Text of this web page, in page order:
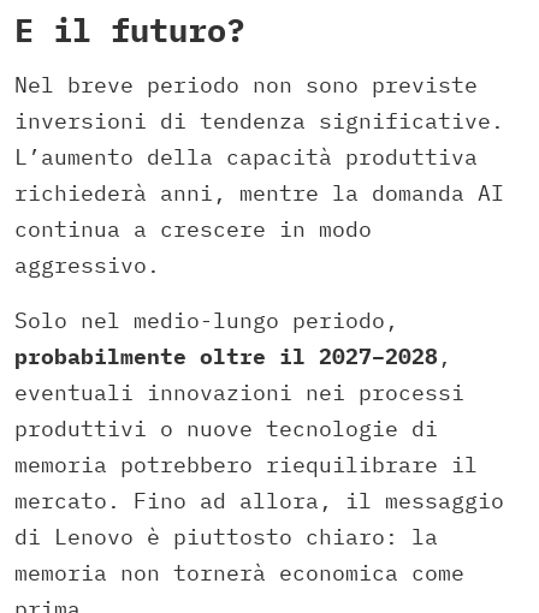
E il futuro?
Nel breve periodo non sono previste
inversioni di tendenza significative.
L’aumento della capacità produttiva
richiederà anni, mentre la domanda AI
continua a crescere in modo
aggressivo.
Solo nel medio-lungo periodo,
probabilmente oltre il 2027–2028,
eventuali innovazioni nei processi
produttivi o nuove tecnologie di
memoria potrebbero riequilibrare il
mercato. Fino ad allora, il messaggio
di Lenovo è piuttosto chiaro: la
memoria non tornerà economica come